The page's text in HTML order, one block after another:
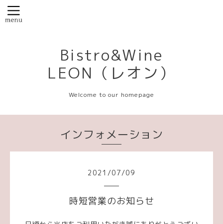
Bistro&Wine
LEON（レオン）
Welcome to our homepage
インフォメーション
2021 /07/09
時短営業のお知らせ